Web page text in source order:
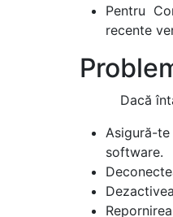
Pentru
recente
Dacă
Asigură-
software.